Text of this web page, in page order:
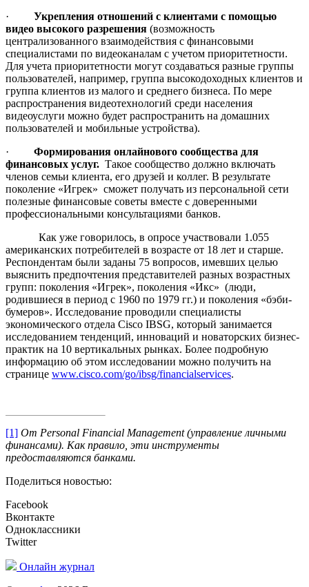
· Укрепления отношений с клиентами с помощью
видео высокого разрешения (возможность
централизованного взаимодействия с финансовыми
специалистами по видеоканалам с учетом приоритетности.
Для учета приоритетности могут создаваться разные группы
пользователей, например, группа высокодоходных клиентов и
группа клиентов из малого и среднего бизнеса. По мере
распространения видеотехнологий среди населения
видеоуслуги можно будет распространить на домашних
пользователей и мобильные устройства).
· Формирования онлайнового сообщества для
финансовых услуг. Такое сообщество должно включать
членов семьи клиента, его друзей и коллег. В результате
поколение «Игрек» сможет получать из персональной сети
полезные финансовые советы вместе с доверенными
профессиональными консультациями банков.
Как уже говорилось, в опросе участвовали 1.055
американских потребителей в возрасте от 18 лет и старше.
Респондентам были заданы 75 вопросов, имевших целью
выяснить предпочтения представителей разных возрастных
групп: поколения «Игрек», поколения «Икс» (люди,
родившиеся в период с 1960 по 1979 гг.) и поколения «бэби-
бумеров». Исследование проводили специалисты
экономического отдела Cisco IBSG, который занимается
исследованием тенденций, инноваций и новаторских бизнес-
практик на 10 вертикальных рынках. Более подробную
информацию об этом исследовании можно получить на
странице www.cisco.com/go/ibsg/financialservices.
[1] От Personal Financial Management (управление личными
финансами). Как правило, эти инструменты
предоставляются банками.
Поделиться новостью:
Facebook
Вконтакте
Одноклассники
Twitter
Онлайн журнал